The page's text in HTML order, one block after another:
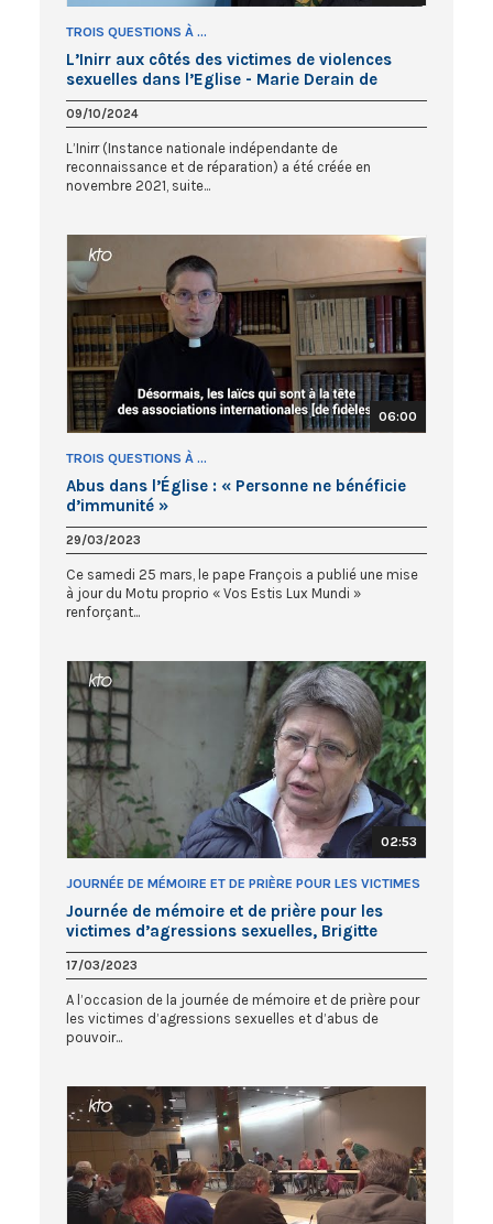
TROIS QUESTIONS À ...
L’Inirr aux côtés des victimes de violences
sexuelles dans l’Eglise - Marie Derain de
Vaucresson
09/10/2024
L’Inirr (Instance nationale indépendante de
reconnaissance et de réparation) a été créée en
novembre 2021, suite...
06:00
TROIS QUESTIONS À ...
Abus dans l’Église : « Personne ne bénéficie
d’immunité »
29/03/2023
Ce samedi 25 mars, le pape François a publié une mise
à jour du Motu proprio « Vos Estis Lux Mundi »
renforçant...
02:53
JOURNÉE DE MÉMOIRE ET DE PRIÈRE POUR LES VICTIMES
D'AGRESSIONS SEXUELLES
Journée de mémoire et de prière pour les
victimes d’agressions sexuelles, Brigitte
Navail
17/03/2023
A l’occasion de la journée de mémoire et de prière pour
les victimes d’agressions sexuelles et d’abus de
pouvoir...